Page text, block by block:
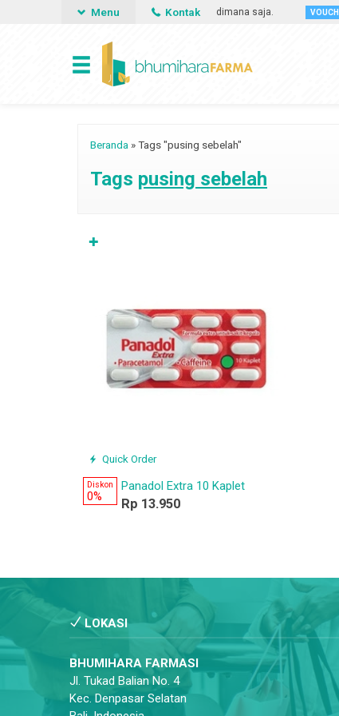
memesan obat apa saja, kapan saja dan dimana saja. VOUCHER
Menu Kontak
Beranda »Tags "pusing sebelah"
Tags pusing sebelah
Quick Order
Diskon
0%
Panadol Extra 10 Kaplet
Rp 13.950
✚
LOKASI
BHUMIHARA FARMASI
Jl. Tukad Balian No. 4
Kec. Denpasar Selatan